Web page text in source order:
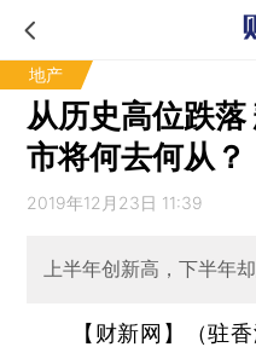
地产
从历史高位跌
市将何去何从？
2019年12月23日 11:39
上半年创新高，下半年
【财新网】（驻